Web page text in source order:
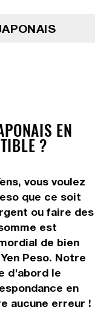
EN
?
vous voulez
que ce soit
ou faire des
est
de bien
Peso. Notre
d'abord le
en
aucune erreur !